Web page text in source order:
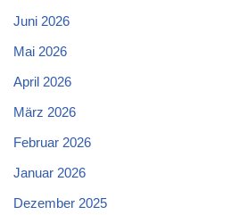
Juni 2026
Mai 2026
April 2026
März 2026
Februar 2026
Januar 2026
Dezember 2025